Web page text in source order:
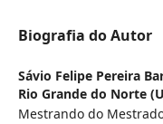
Biografia do Autor
Sávio Felipe Pereira
Rio Grande do Norte
Mestrando do